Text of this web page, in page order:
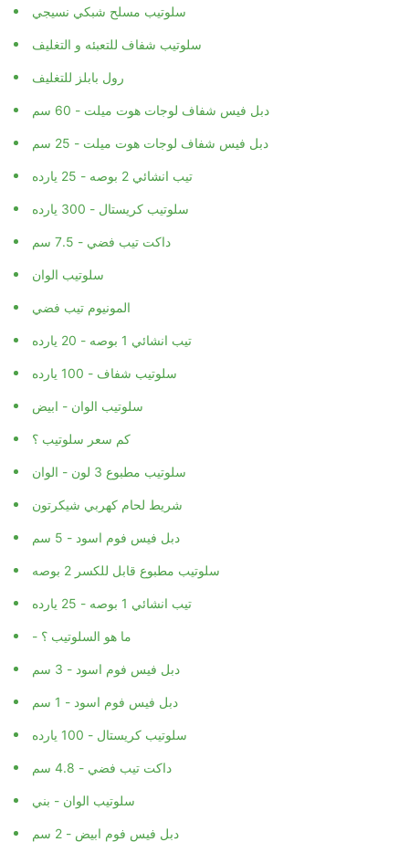
سلوتيب مسلح شبكي نسيجي
سلوتيب شفاف للتعبئه و التغليف
رول بابلز للتغليف
دبل فيس شفاف لوجات هوت ميلت - 60 سم
دبل فيس شفاف لوجات هوت ميلت - 25 سم
تيب انشائي 2 بوصه - 25 يارده
سلوتيب كريستال - 300 يارده
داكت تيب فضي - 7.5 سم
سلوتيب الوان
المونيوم تيب فضي
تيب انشائي 1 بوصه - 20 يارده
سلوتيب شفاف - 100 يارده
سلوتيب الوان - ابيض
كم سعر سلوتيب ؟
سلوتيب مطبوع 3 لون - الوان
شريط لحام كهربي شيكرتون
دبل فيس فوم اسود - 5 سم
سلوتيب مطبوع قابل للكسر 2 بوصه
تيب انشائي 1 بوصه - 25 يارده
- ما هو السلوتيب ؟
دبل فيس فوم اسود - 3 سم
دبل فيس فوم اسود - 1 سم
سلوتيب كريستال - 100 يارده
داكت تيب فضي - 4.8 سم
سلوتيب الوان - بني
دبل فيس فوم ابيض - 2 سم